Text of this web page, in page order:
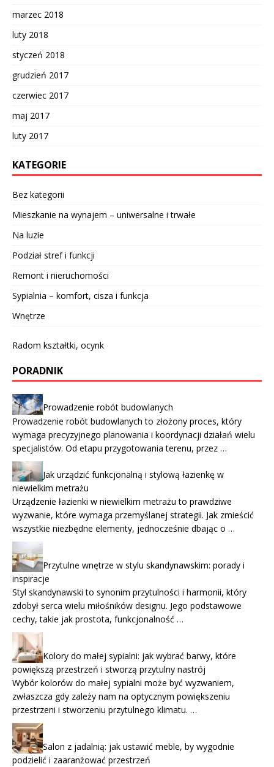
marzec 2018
luty 2018
styczeń 2018
grudzień 2017
czerwiec 2017
maj 2017
luty 2017
KATEGORIE
Bez kategorii
Mieszkanie na wynajem – uniwersalne i trwałe
Na luzie
Podział stref i funkcji
Remont i nieruchomości
Sypialnia – komfort, cisza i funkcja
Wnętrze
Radom kształtki, ocynk
PORADNIK
Prowadzenie robót budowlanych
Prowadzenie robót budowlanych to złożony proces, który
wymaga precyzyjnego planowania i koordynacji działań wielu
specjalistów. Od etapu przygotowania terenu, przez …
Jak urządzić funkcjonalną i stylową łazienkę w
niewielkim metrażu
Urządzenie łazienki w niewielkim metrażu to prawdziwe
wyzwanie, które wymaga przemyślanej strategii. Jak zmieścić
wszystkie niezbędne elementy, jednocześnie dbając o …
Przytulne wnętrze w stylu skandynawskim: porady i
inspiracje
Styl skandynawski to synonim przytulności i harmonii, który
zdobył serca wielu miłośników designu. Jego podstawowe
cechy, takie jak prostota, funkcjonalność …
Kolory do małej sypialni: jak wybrać barwy, które
powiększą przestrzeń i stworzą przytulny nastrój
Wybór kolorów do małej sypialni może być wyzwaniem,
zwłaszcza gdy zależy nam na optycznym powiększeniu
przestrzeni i stworzeniu przytulnego klimatu. …
Salon z jadalnią: jak ustawić meble, by wygodnie
podzielić i zaaranżować przestrzeń